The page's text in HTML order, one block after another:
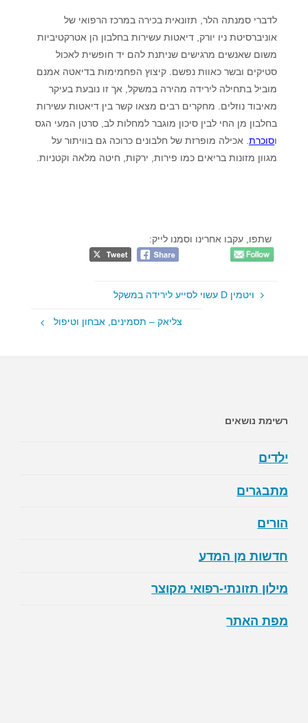
לדברי סמנתה הלר, תזונאית בכירה במרכז הרפואי של
אוניברסיטת ניו יורק, דיאטות עשירות בחלבון הן אטרקטיביות
משום שאנשים מרגישים שניתנת להם יד חופשית לאכול
סטיקים ובשר כאוות נפשם. קיצוץ הפחמימות בדיאטה אמנם
מוביל בתחילה לירידה מהירה במשקל, אך זו נובעת בעיקר
מאיבוד נוזלים. מחקרים רבים מצאו קשר בין דיאטות עשירות
בחלבון מן החי לבין סיכון מוגבר למחלות לב, סרטן המעי הגס
וסוכרת. אכילה מופרזת של חלבונים כרוכה גם בוויתור על
מגוון מזונות בריאים כמו פירות, ירקות, חיטה מלאה וקטניות.
שתפו, עקבו אחרינו וסמנו לייק:
ויטמין D עשוי לסייע לירידה במשקל
צליאק – תסמינים, אבחון וטיפול
רשימת נושאים
ילדים
מתבגרים
הורים
חדשות מן המדע
מילון תזונתי-רפואי מקוצר
מפת האתר